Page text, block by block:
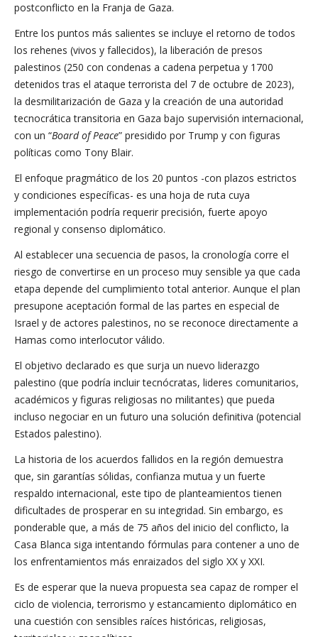
postconflicto en la Franja de Gaza.
Entre los puntos más salientes se incluye el retorno de todos
los rehenes (vivos y fallecidos), la liberación de presos
palestinos (250 con condenas a cadena perpetua y 1700
detenidos tras el ataque terrorista del 7 de octubre de 2023),
la desmilitarización de Gaza y la creación de una autoridad
tecnocrática transitoria en Gaza bajo supervisión internacional,
con un “Board of Peace” presidido por Trump y con figuras
políticas como Tony Blair.
El enfoque pragmático de los 20 puntos -con plazos estrictos
y condiciones específicas- es una hoja de ruta cuya
implementación podría requerir precisión, fuerte apoyo
regional y consenso diplomático.
Al establecer una secuencia de pasos, la cronología corre el
riesgo de convertirse en un proceso muy sensible ya que cada
etapa depende del cumplimiento total anterior. Aunque el plan
presupone aceptación formal de las partes en especial de
Israel y de actores palestinos, no se reconoce directamente a
Hamas como interlocutor válido.
El objetivo declarado es que surja un nuevo liderazgo
palestino (que podría incluir tecnócratas, lideres comunitarios,
académicos y figuras religiosas no militantes) que pueda
incluso negociar en un futuro una solución definitiva (potencial
Estados palestino).
La historia de los acuerdos fallidos en la región demuestra
que, sin garantías sólidas, confianza mutua y un fuerte
respaldo internacional, este tipo de planteamientos tienen
dificultades de prosperar en su integridad. Sin embargo, es
ponderable que, a más de 75 años del inicio del conflicto, la
Casa Blanca siga intentando fórmulas para contener a uno de
los enfrentamientos más enraizados del siglo XX y XXI.
Es de esperar que la nueva propuesta sea capaz de romper el
ciclo de violencia, terrorismo y estancamiento diplomático en
una cuestión con sensibles raíces históricas, religiosas,